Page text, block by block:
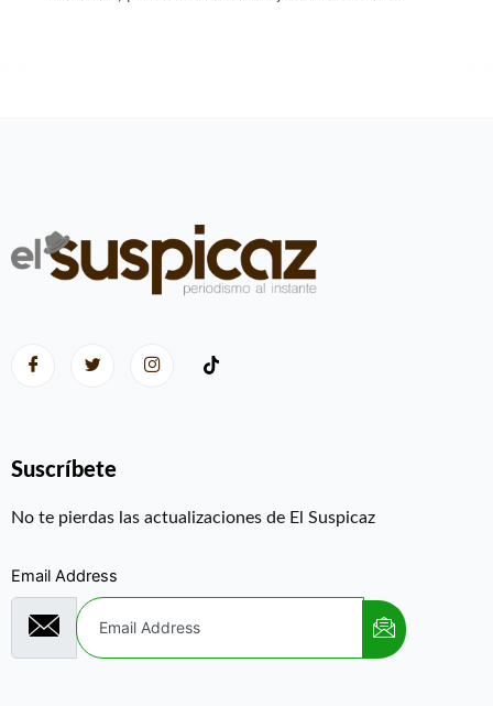
Suscríbete
No te pierdas las actualizaciones de El Suspicaz
Email Address